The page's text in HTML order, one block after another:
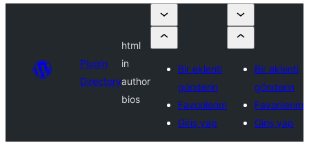
Plugin
Directory
html
in
author
bios
Bir eklenti
gönderin
Favorilerim
Giriş yap
Bir eklenti
gönderin
Favorilerim
Giriş yap